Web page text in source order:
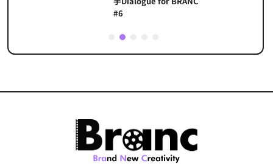
#6
2